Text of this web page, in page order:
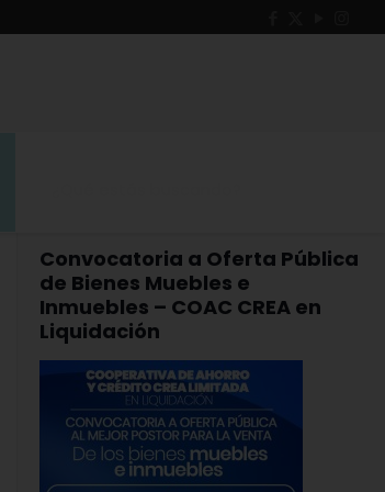
Convocatoria a Oferta Pública
de Bienes Muebles e
Inmuebles – COAC CREA en
Liquidación